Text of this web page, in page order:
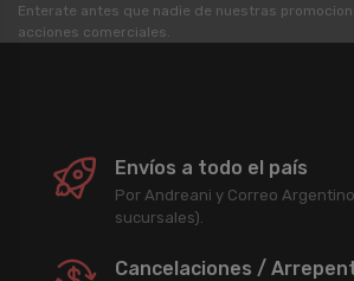
Enterate antes que nadie de nuestras
acciones comerciales.
Envíos a todo el país
Por Andreani y Correo
sucursales).
Cancelaciones /